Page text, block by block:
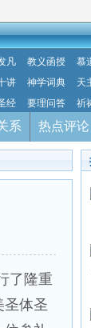
凡 教义函授 慕
讲 神学词典 天
经 要理问答 祈
系 热点评论
了隆重
圣体圣